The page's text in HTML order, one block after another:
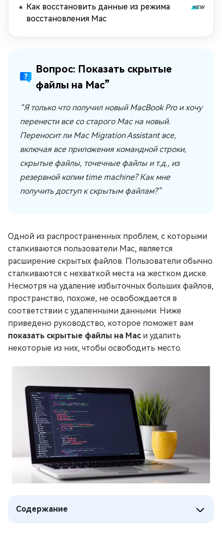
Как восстановить данные из режима
восстановления Mac
Вопрос: Показать скрытые
файлы на Mac”
“Я только что получил новый MacBook Pro и хочу
перенести все со старого Mac на новый.
Переносит ли Mac Migration Assistant все,
включая все приложения командной строки,
скрытые файлы, точечные файлы и т.д., из
резервной копии time machine? Как мне
получить доступ к скрытым файлам?”
Одной из распространенных проблем, с которыми
сталкиваются пользователи Mac, является
расширение скрытых файлов. Пользователи обычно
сталкиваются с нехваткой места на жестком диске.
Несмотря на удаление избыточных больших файлов,
пространство, похоже, не освобождается в
соответствии с удаленными данными. Ниже
приведено руководство, которое поможет вам
показать скрытые файлы на Macи удалить
некоторые из них, чтобы освободить место.
Содержание